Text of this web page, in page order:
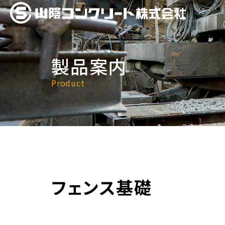
製品案内
Product
フェンス基礎